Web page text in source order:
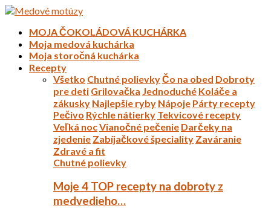
MOJA ČOKOLÁDOVÁ KUCHÁRKA
Moja medová kuchárka
Moja storočná kuchárka
Recepty
Všetko Chutné polievkyČo na obed Dobroty
pre deti Grilovačka Jednoduché Koláče a
zákusky Najlepšie ryby Nápoje Párty recepty
Pečivo Rýchle nátierky Tekvicové recepty
Veľká nocVianočné pečenie Darčeky na
zjedenie Zabíjačkové špeciality Zaváranie
Zdravé a fit
Chutné polievky
Moje 4 TOP recepty na dobroty z
medvedieho…